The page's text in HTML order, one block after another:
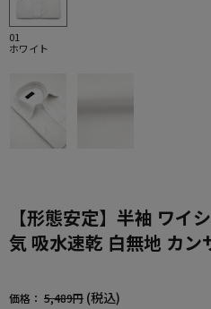
01
ホワイト
【形態安定】半袖 ワイ
気 吸水速乾 白無地 カン
価格： 5,489円 (税込)